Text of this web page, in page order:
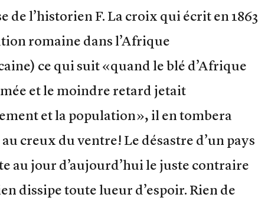
de l’historien F. La croix qui écrit en 1863
romaine dans l’Afrique
ce qui suit «quand le blé d’Afrique
et le moindre retard jetait
et la population», il en tombera
creux du ventre! Le désastre d’un pays
au jour d’aujourd’hui le juste contraire
dissipe toute lueur d’espoir. Rien de